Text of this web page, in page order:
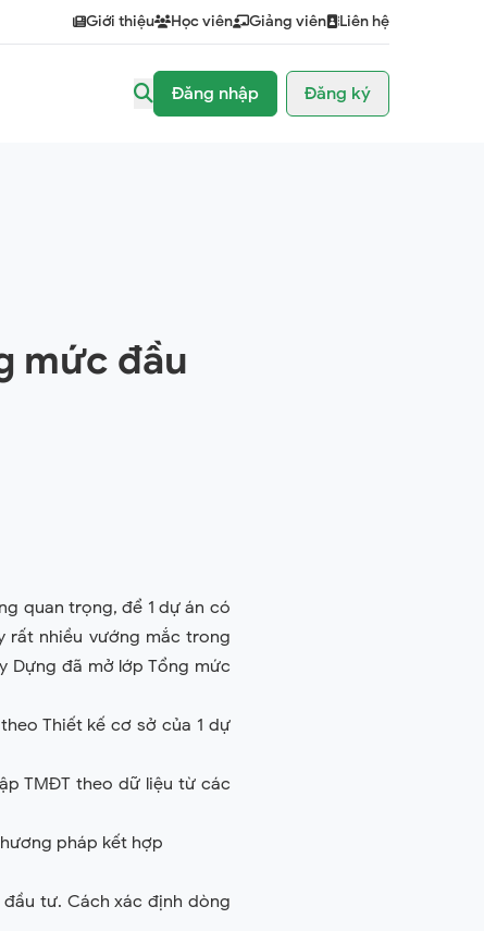
Giới thiệu Học viên Giảng viên Liên hệ
Đăng nhập Đăng ký
mức đầu
quan trọng, để 1 dự án có
rất nhiều vướng mắc trong
Dựng đã mở lớp Tổng mức
Thiết kế cơ sở của 1 dự
TMĐT theo dữ liệu từ các
pháp kết hợp
tư. Cách xác định dòng